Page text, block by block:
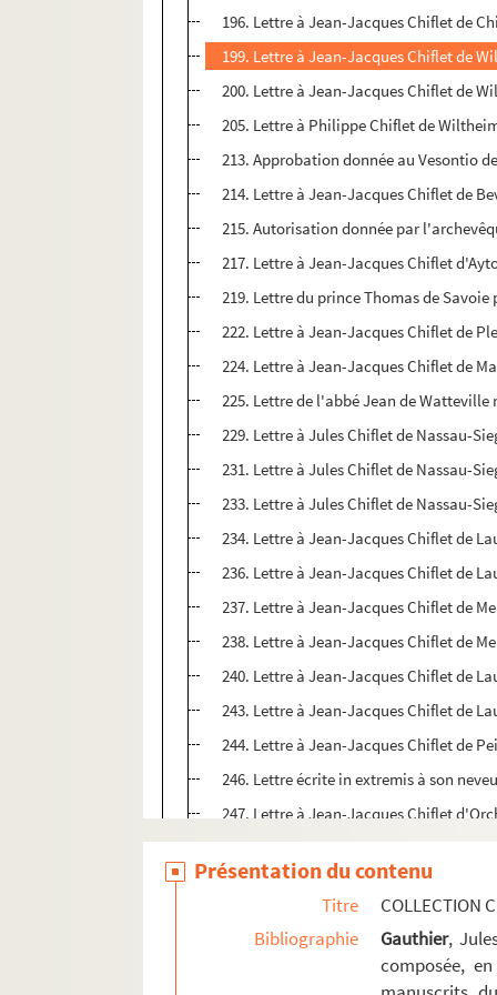
196. Lettre à Jean-Jacques Chiflet de
199. Lettre à Jean-Jacques Chiflet de
200. Lettre à Jean-Jacques Chiflet de
205. Lettre à Philippe Chiflet de
213. Approbation donnée au Vesontio
214. Lettre à Jean-Jacques Chiflet de
215. Autorisation donnée par
217. Lettre à Jean-Jacques Chiflet
219. Lettre du prince Thomas de
222. Lettre à Jean-Jacques Chiflet de
224. Lettre à Jean-Jacques Chiflet de
225. Lettre de l'abbé Jean de
229. Lettre à Jules Chiflet de Nassau-
231. Lettre à Jules Chiflet de Nassau-
233. Lettre à Jules Chiflet de Nassau-
234. Lettre à Jean-Jacques Chiflet de
236. Lettre à Jean-Jacques Chiflet de
237. Lettre à Jean-Jacques Chiflet de
238. Lettre à Jean-Jacques Chiflet de
240. Lettre à Jean-Jacques Chiflet de
243. Lettre à Jean-Jacques Chiflet de
244. Lettre à Jean-Jacques Chiflet de
246. Lettre écrite in extremis à son
247. Lettre à Jean-Jacques Chiflet
249. Lettre à Jean-Jacques Chiflet de
250. Lettre à Philippe Chiflet
254. Lettre à Jean-Jacques Chiflet de
256. Lettre de Contarini (Francesco) à
258. Lettre de Contarini (Francesco) à
Présentation du contenu
Titre
COLLECTION
Bibliographie
Gauthier,
composée,